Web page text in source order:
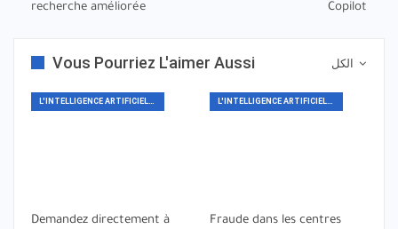
recherche améliorée
Copilot
Vous Pourriez L'aimer Aussi
L'INTELLIGENCE ARTIFICIELLE
Demandez directement à
L'INTELLIGENCE ARTIFICIELLE
Fraude dans les centres